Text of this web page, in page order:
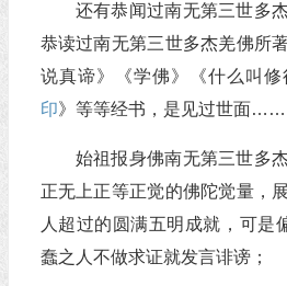
还有恭闻过南无第三世多
恭读过南无第三世多杰羌佛所
说真谛》《学佛》《什么叫修
印》等等经书，是见过世面……
始祖报身佛南无第三世多
正无上正等正觉的佛陀觉量，
人超过的圆满五明成就，可是
蠢之人不做求证就发言诽谤；